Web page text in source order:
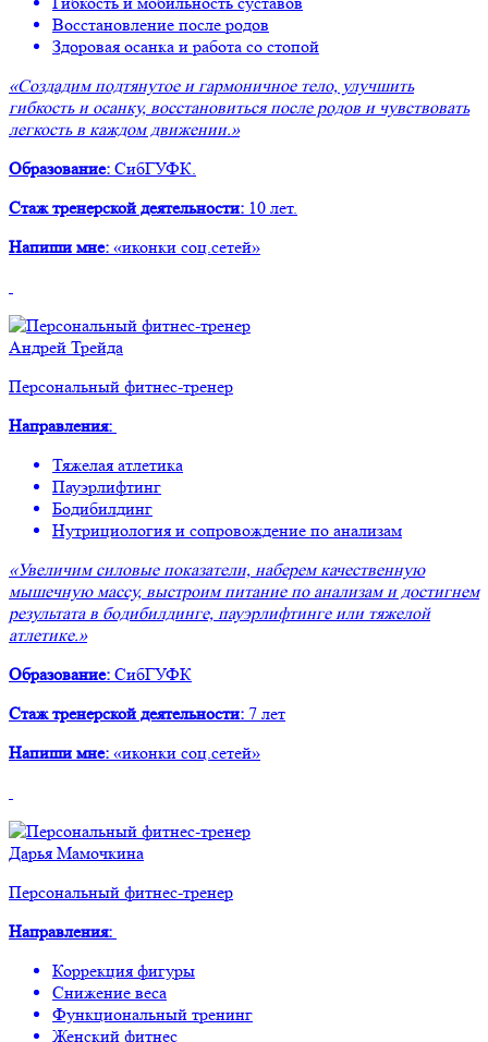
Восстановление после родов
Здоровая осанка и работа со стопой
«Создадим подтянутое и гармоничное тело, улучшить
гибкость и осанку, восстановиться после родов и чувствовать
легкость в каждом движении.»
Образование: СибГУФК.
Стаж тренерской деятельности: 10 лет.
Напиши мне: «иконки соц.сетей»
Андрей Трейда
Персональный фитнес-тренер
Направления:
Тяжелая атлетика
Пауэрлифтинг
Бодибилдинг
Нутрициология и сопровождение по анализам
«Увеличим силовые показатели, наберем качественную
мышечную массу, выстроим питание по анализам и достигнем
результата в бодибилдинге, пауэрлифтинге или тяжелой
атлетике.»
Образование: СибГУФК
Стаж тренерской деятельности: 7 лет
Напиши мне: «иконки соц.сетей»
Дарья Мамочкина
Персональный фитнес-тренер
Направления:
Коррекция фигуры
Снижение веса
Функциональный тренинг
Женский фитнес